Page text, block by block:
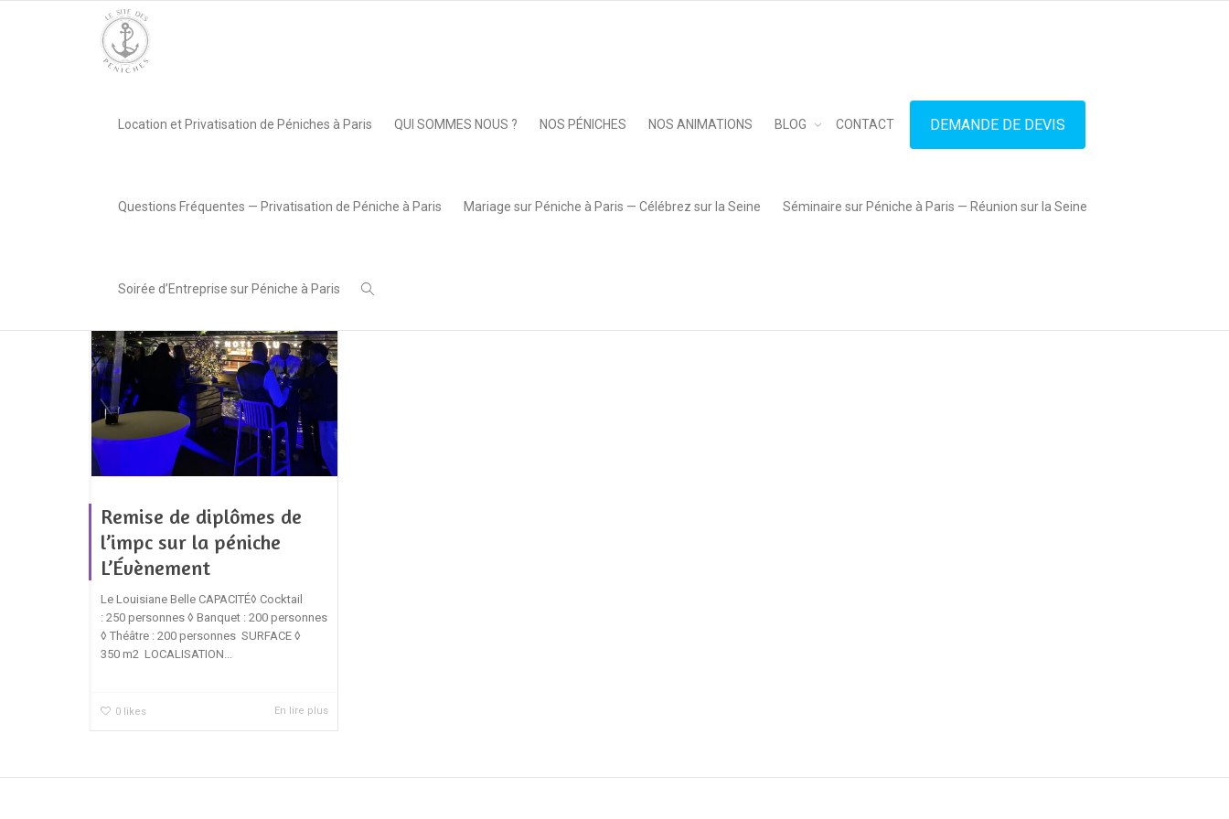
Location et Privatisation de Péniches à Paris QUI SOMMES NOUS ? NOS PÉNICHES NOS ANIMATIONS BLOG CONTACT DEMANDE DE DEVIS
Questions Fréquentes — Privatisation de Péniche à Paris Mariage sur Péniche à Paris — Célébrez sur la Seine Séminaire sur Péniche à Paris — Réunion sur la Seine
Soirée d’Entreprise sur Péniche à Paris
Remise de diplômes de
l’impc sur la péniche
L’Évènement
Le Louisiane Belle CAPACITÉ◊ Cocktail
: 250 personnes ◊ Banquet : 200 personnes
◊ Théâtre : 200 personnes SURFACE ◊
350 m2 LOCALISATION...
0 likes En lire plus